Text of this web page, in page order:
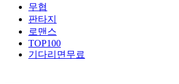
무협
판타지
로맨스
TOP100
기다리면무료